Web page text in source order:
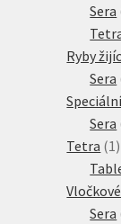
Sera
Ryby
Sera
Sera
Tetra 1 1
Sera